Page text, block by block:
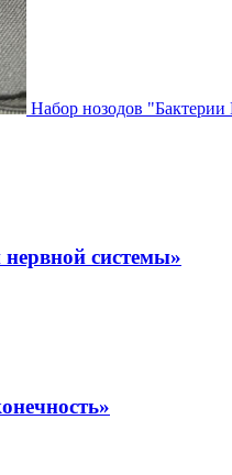
Набор нозодов "Бактерии
системы»